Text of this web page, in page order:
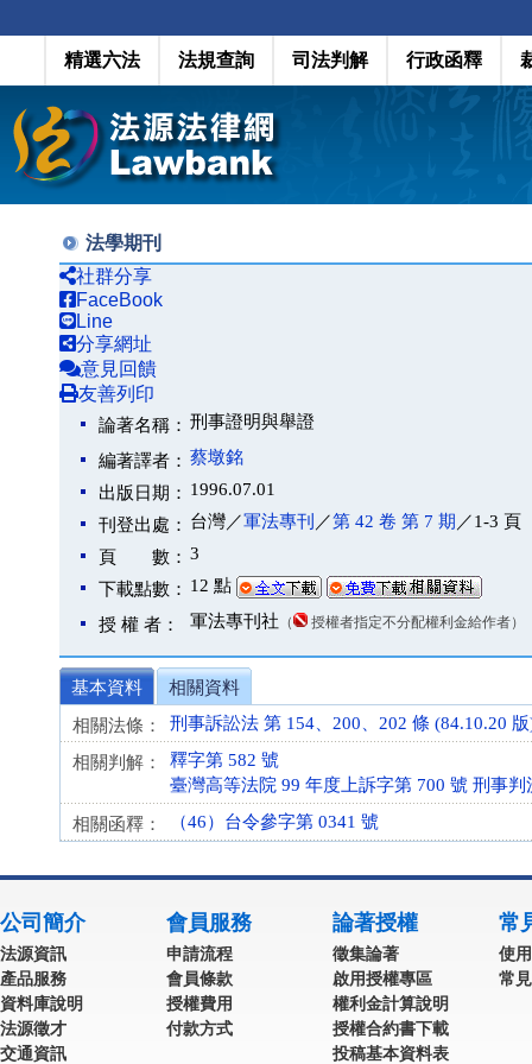
精選六法 法規查詢 司法判解 行政函釋
法學期刊
社群分享
FaceBook
Line
分享網址
意見回饋
友善列印
論著名稱： 刑事證明與舉證
編著譯者： 蔡墩銘
出版日期： 1996.07.01
刊登出處： 台灣／軍法專刊 ／第 42 卷 第 7 期 ／1-3 頁
頁 數： 3
下載點數： 12 點
授 權 者： 軍法專刊社 （ 授權者指定不分配權利金給作者）
基本資料
相關資料
相關法條：
刑事訴訟法 第 154、200、202 條 (84.10.20
相關判解：
釋字第 582 號
臺灣高等法院 99 年度上訴字第 700 號 刑事判
相關函釋： （46）台令參字第 0341 號
公司簡介
法源資訊
產品服務
資料庫說明
法源徵才
交通資訊
會員服務
申請流程
會員條款
授權費用
付款方式
論著授權
徵集論著
啟用授權專區
權利金計算說明
授權合約書下載
投稿基本資料表
常
使
常